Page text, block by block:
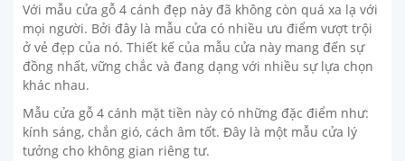
Với mẫu cửa gỗ 4 cánh đẹp này đã không còn quá xa lạ với
mọi người. Bởi đây là mẫu cửa có nhiều ưu điểm vượt trội
ở vẻ đẹp của nó. Thiết kế của mẫu cửa này mang đến sự
đồng nhất, vững chắc và đang dạng với nhiều sự lựa chọn
khác nhau.
Mẫu cửa gỗ 4 cánh mặt tiền này có những đặc điểm như:
kính sáng, chắn gió, cách âm tốt. Đây là một mẫu cửa lý
tưởng cho không gian riêng tư.